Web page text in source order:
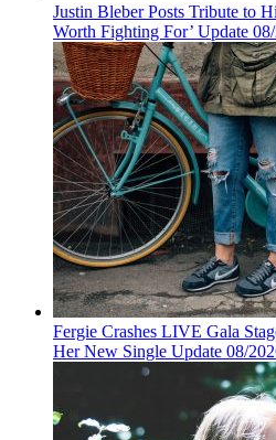
Justin Bleber Posts Tribute to
Worth Fighting For’ Update
Fergie Crashes LIVE Gala
Her New Single Update 08/